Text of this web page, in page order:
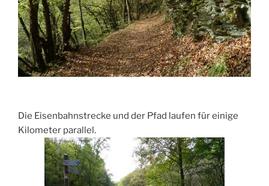
Die Eisenbahnstrecke und der Pfad laufen für einige
Kilometer parallel.